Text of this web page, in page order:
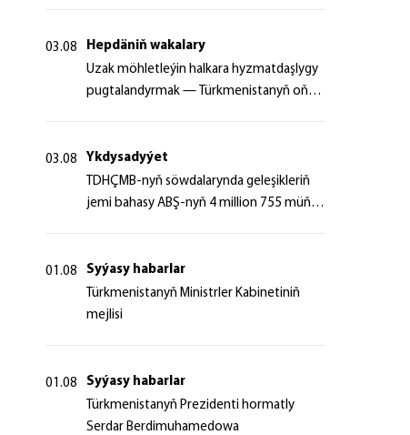
03.08
Hepdäniň wakalary
Uzak möhletleýin halkara hyzmatdaşlygy
pugtalandyrmak — Türkmenistanyň oňyn
03.08
Ykdysadyýet
TDHÇMB-nyň söwdalarynda geleşikleriň
jemi bahasy ABŞ-nyň 4 million 755 müň
01.08
Syýasy habarlar
Türkmenistanyň Ministrler Kabinetiniň
mejlisi
01.08
Syýasy habarlar
Türkmenistanyň Prezidenti hormatly
Serdar Berdimuhamedowa